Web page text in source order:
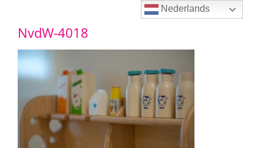
naar
inhoud
NvdW-4018
Nederlands